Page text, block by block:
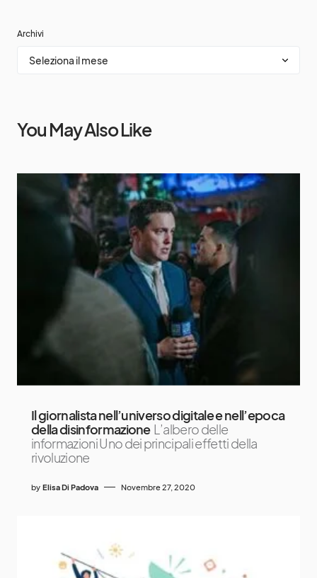
Archivi
You May Also Like
Il giornalista nell’universo digitale e nell’epoca
della disinformazione L’albero delle
informazioni Uno dei principali effetti della
rivoluzione
by Elisa Di Padova Novembre 27, 2020